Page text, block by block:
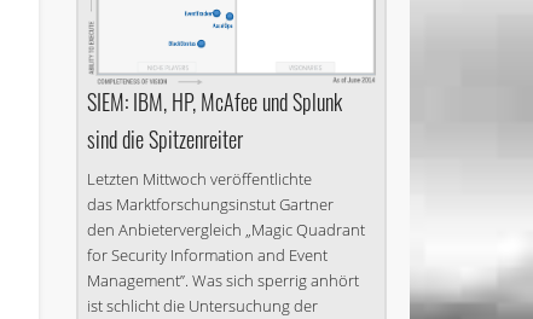
SIEM: IBM, HP, McAfee und Splunk
sind die Spitzenreiter
Letzten Mittwoch veröffentlichte
das Marktforschungsinstut Gartner
den Anbietervergleich „Magic Quadrant
for Security Information and Event
Management”. Was sich sperrig anhört
ist schlicht die Untersuchung der